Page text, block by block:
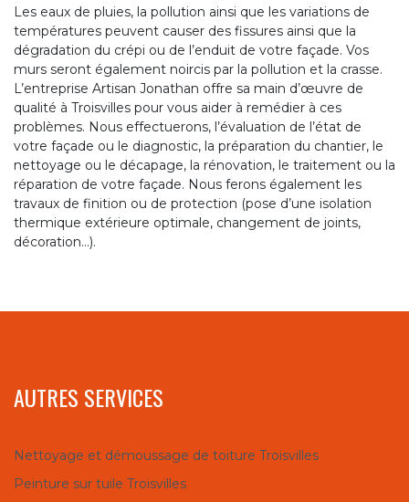
Les eaux de pluies, la pollution ainsi que les variations de
températures peuvent causer des fissures ainsi que la
dégradation du crépi ou de l’enduit de votre façade. Vos
murs seront également noircis par la pollution et la crasse.
L’entreprise Artisan Jonathan offre sa main d’œuvre de
qualité à Troisvilles pour vous aider à remédier à ces
problèmes. Nous effectuerons, l’évaluation de l’état de
votre façade ou le diagnostic, la préparation du chantier, le
nettoyage ou le décapage, la rénovation, le traitement ou la
réparation de votre façade. Nous ferons également les
travaux de finition ou de protection (pose d’une isolation
thermique extérieure optimale, changement de joints,
décoration…).
AUTRES SERVICES
Nettoyage et démoussage de toiture Troisvilles
Peinture sur tuile Troisvilles